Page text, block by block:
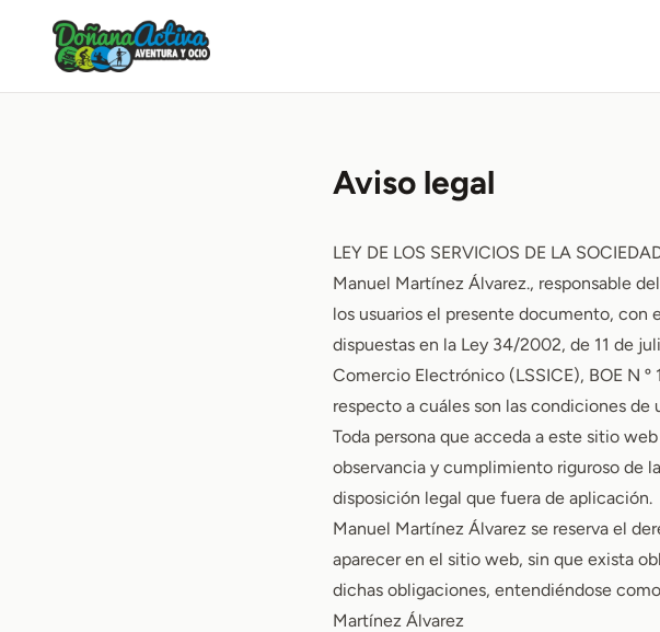
Aviso legal
LEY DE LOS SERVICIOS DE LA
Manuel Martínez Álvarez., responsable
los usuarios el presente documento,
dispuestas en la Ley 34/2002, de 11 de
Comercio Electrónico (LSSICE), BOE N
respecto a cuáles son las condiciones de
Toda persona que acceda a este sitio
observancia y cumplimiento riguroso de
disposición legal que fuera de aplicación.
Manuel Martínez Álvarez se reserva el
aparecer en el sitio web, sin que exista
dichas obligaciones, entendiéndose
Martínez Álvarez